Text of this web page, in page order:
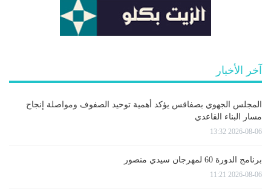
آخر الأخبار
المجلس الجهوي بصفاقس يؤكد أهمية توحيد الصفوف ومواصلة إنجاح
مسار البناء القاعدي
2026-08-06 13:32
برنامج الدورة 60 لمهرجان سيدي منصور
2026-08-06 11:21